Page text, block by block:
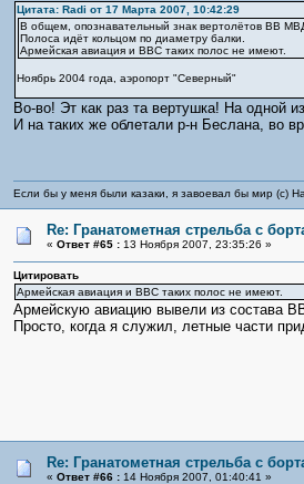
Цитата: Radi от 17 Марта 2007, 10:42:29
В общем, опознавательный знак вертолётов ВВ
Полоса идёт кольцом по диаметру балки.
Армейская авиация и ВВС таких полос не имеют.
Ноябрь 2004 года, аэропорт "Северный"
Во-во! Эт как раз та вертушка! На одной
И на таких же облетали р-н Беслана, во
Если бы у меня были казаки, я завоевал бы мир (с)
Re: Гранатометная стрельба с
« Ответ #65 :13 Ноября 2007, 23:35:26 »
Цитировать
Армейская авиация и ВВС таких полос не имеют.
Армейскую авиацию вывели из состава
Просто, когда я служил, летные части
Re: Гранатометная стрельба с
« Ответ #66 :14 Ноября 2007, 01:40:41 »